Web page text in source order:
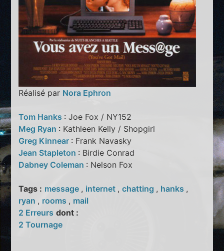
Réalisé par Nora Ephron
Tom Hanks : Joe Fox / NY152
Meg Ryan : Kathleen Kelly / Shopgirl
Greg Kinnear : Frank Navasky
Jean Stapleton : Birdie Conrad
Dabney Coleman : Nelson Fox
Tags : message , internet ,chatting , hanks ,
ryan , rooms , mail
2 Erreurs dont :
2 Tournage